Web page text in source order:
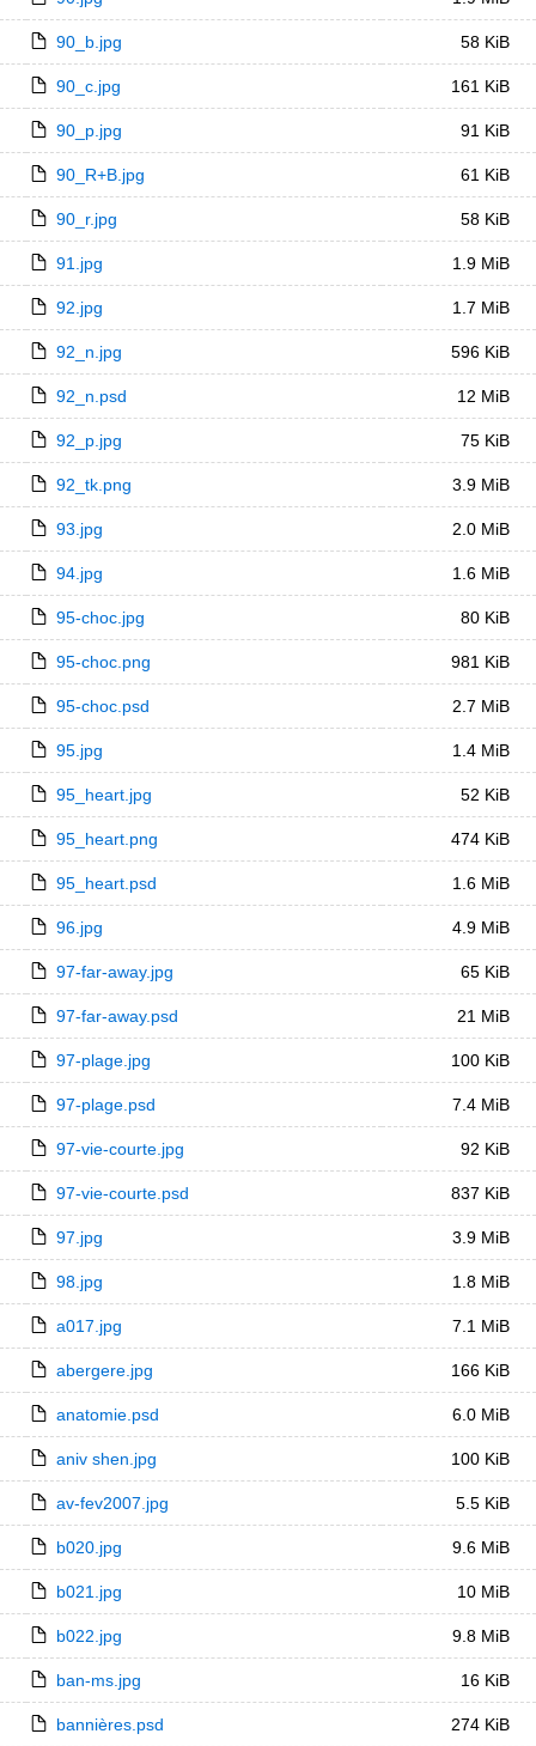
90_b.jpg 58 KiB
90_c.jpg 161 KiB
90_p.jpg 91 KiB
90_R+B.jpg 61 KiB
90_r.jpg 58 KiB
91.jpg 1.9 MiB
92.jpg 1.7 MiB
92_n.jpg 596 KiB
92_n.psd 12 MiB
92_p.jpg 75 KiB
92_tk.png 3.9 MiB
93.jpg 2.0 MiB
94.jpg 1.6 MiB
95-choc.jpg 80 KiB
95-choc.png 981 KiB
95-choc.psd 2.7 MiB
95.jpg 1.4 MiB
95_heart.jpg 52 KiB
95_heart.png 474 KiB
95_heart.psd 1.6 MiB
96.jpg 4.9 MiB
97-far-away.jpg 65 KiB
97-far-away.psd 21 MiB
97-plage.jpg 100 KiB
97-plage.psd 7.4 MiB
97-vie-courte.jpg 92 KiB
97-vie-courte.psd 837 KiB
97.jpg 3.9 MiB
98.jpg 1.8 MiB
a017.jpg 7.1 MiB
abergere.jpg 166 KiB
anatomie.psd 6.0 MiB
aniv shen.jpg 100 KiB
av-fev2007.jpg 5.5 KiB
b020.jpg 9.6 MiB
b021.jpg 10 MiB
b022.jpg 9.8 MiB
ban-ms.jpg 16 KiB
bannières.psd 274 KiB